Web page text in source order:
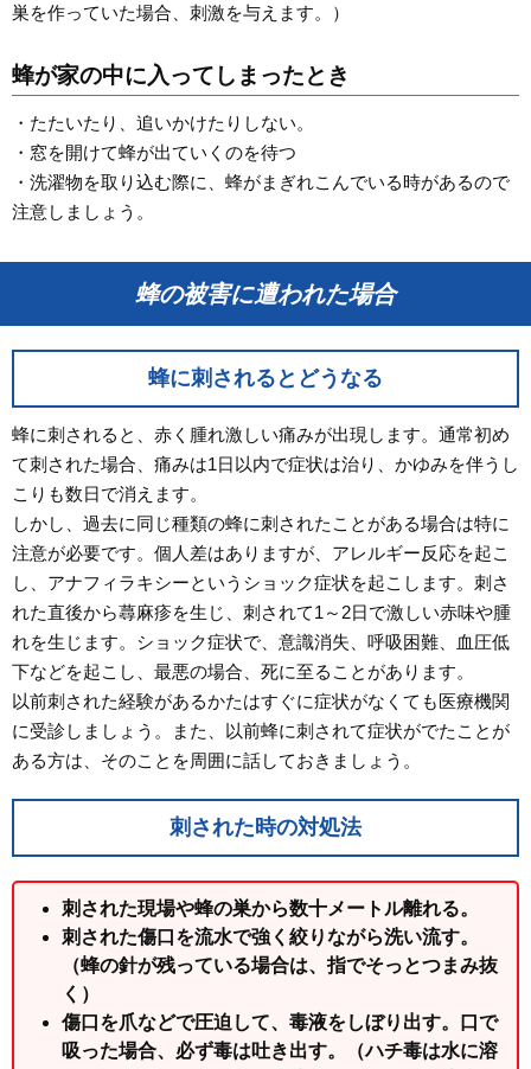
巣を作っていた場合、刺激を与えます。）
蜂が家の中に入ってしまったとき
・たたいたり、追いかけたりしない。
・窓を開けて蜂が出ていくのを待つ
・洗濯物を取り込む際に、蜂がまぎれこんでいる時があるので
注意しましょう。
蜂の被害に遭われた場合
蜂に刺されるとどうなる
蜂に刺されると、赤く腫れ激しい痛みが出現します。通常初め
て刺された場合、痛みは1日以内で症状は治り、かゆみを伴うし
こりも数日で消えます。
しかし、過去に同じ種類の蜂に刺されたことがある場合は特に
注意が必要です。個人差はありますが、アレルギー反応を起こ
し、アナフィラキシーというショック症状を起こします。刺さ
れた直後から蕁麻疹を生じ、刺されて1～2日で激しい赤味や腫
れを生じます。ショック症状で、意識消失、呼吸困難、血圧低
下などを起こし、最悪の場合、死に至ることがあります。
以前刺された経験があるかたはすぐに症状がなくても医療機関
に受診しましょう。また、以前蜂に刺されて症状がでたことが
ある方は、そのことを周囲に話しておきましょう。
刺された時の対処法
刺された現場や蜂の巣から数十メートル離れる。
刺された傷口を流水で強く絞りながら洗い流す。
（蜂の針が残っている場合は、指でそっとつまみ抜
く）
傷口を爪などで圧迫して、毒液をしぼり出す。口で
吸った場合、必ず毒は吐き出す。（ハチ毒は水に溶